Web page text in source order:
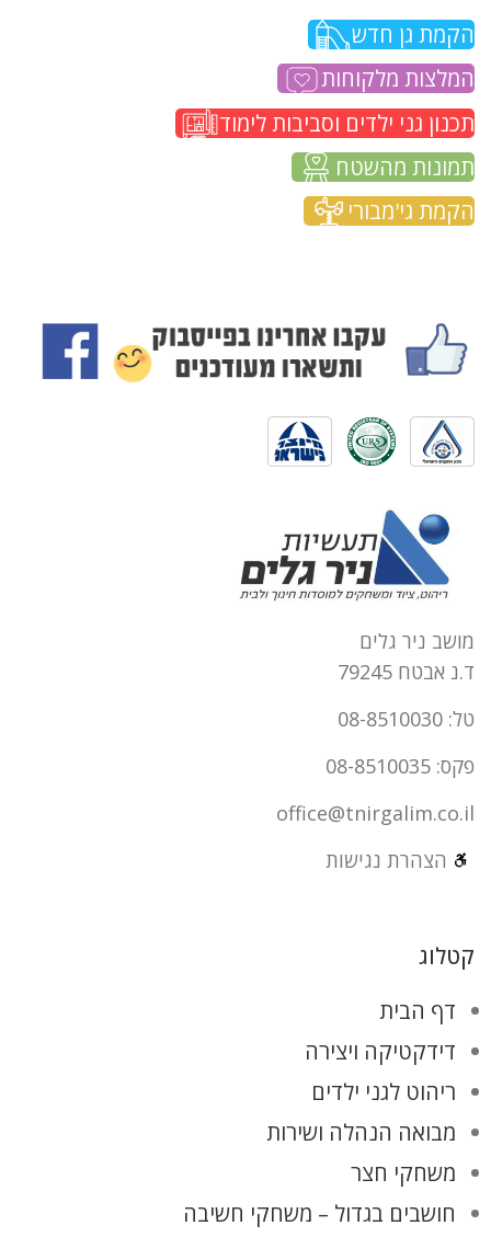
הקמת גן חדש
המלצות מלקוחות
תכנון גני ילדים וסביבות לימוד
תמונות מהשטח
הקמת גי'מבורי
מושב ניר גלים
ד.נ אבטח 79245
טל: 08-8510030
פקס: 08-8510035
office@tnirgalim.co.il
הצהרת נגישות
קטלוג
דף הבית
דידקטיקה ויצירה
ריהוט לגני ילדים
מבואה הנהלה ושירות
משחקי חצר
חושבים בגדול – משחקי חשיבה